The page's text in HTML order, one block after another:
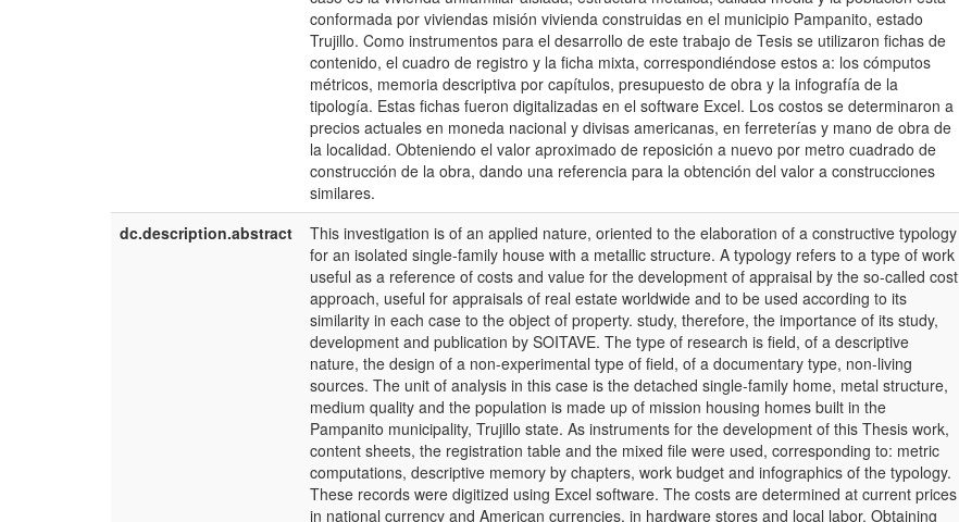
conformada por viviendas misión vivienda construidas en el municipio Pampanito, estado
Trujillo. Como instrumentos para el desarrollo de este trabajo de Tesis se utilizaron fichas de
contenido, el cuadro de registro y la ficha mixta, correspondiéndose estos a: los cómputos
métricos, memoria descriptiva por capítulos, presupuesto de obra y la infografía de la
tipología. Estas fichas fueron digitalizadas en el software Excel. Los costos se determinaron a
precios actuales en moneda nacional y divisas americanas, en ferreterías y mano de obra de
la localidad. Obteniendo el valor aproximado de reposición a nuevo por metro cuadrado de
construcción de la obra, dando una referencia para la obtención del valor a construcciones
similares.
dc.description.abstract
This investigation is of an applied nature, oriented to the elaboration of a constructive typology
for an isolated single-family house with a metallic structure. A typology refers to a type of work
useful as a reference of costs and value for the development of appraisal by the so-called cost
approach, useful for appraisals of real estate worldwide and to be used according to its
similarity in each case to the object of property. study, therefore, the importance of its study,
development and publication by SOITAVE. The type of research is field, of a descriptive
nature, the design of a non-experimental type of field, of a documentary type, non-living
sources. The unit of analysis in this case is the detached single-family home, metal structure,
medium quality and the population is made up of mission housing homes built in the
Pampanito municipality, Trujillo state. As instruments for the development of this Thesis work,
content sheets, the registration table and the mixed file were used, corresponding to: metric
computations, descriptive memory by chapters, work budget and infographics of the typology.
These records were digitized using Excel software. The costs are determined at current prices
in national currency and American currencies, in hardware stores and local labor. Obtaining